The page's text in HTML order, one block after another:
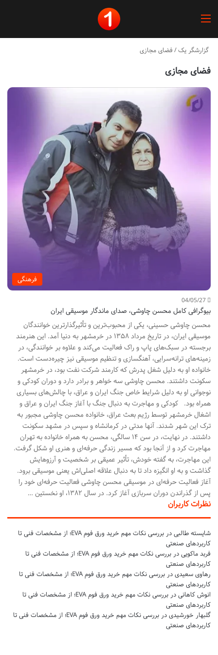
گزارشگر یک/ فضای مجازی
فضای مجازی
فرهنگی
04/05/27
بیوگرافی کامل محسن چاوشی، صدای ماندگار موسیقی ایران
محسن چاوشی حسینی، یکی از محبوب‌ترین و تأثیرگذارترین خوانندگان
موسیقی ایران، در تاریخ مرداد ۱۳۵۸ در خرمشهر به دنیا آمد. این هنرمند
برجسته در سبک‌های پاپ و راک فعالیت می‌کند و علاوه بر خوانندگی، در
زمینه‌های ترانه‌سرایی، آهنگسازی و تنظیم موسیقی نیز چیره‌دست است.
خانواده او به دلیل شغل پدرش که کارمند شرکت نفت بود، در خرمشهر
سکونت داشتند. محسن چاوشی سه خواهر و برادر دارد و دوران کودکی و
نوجوانی او به دلیل شرایط خاص جنگ ایران و عراق، با چالش‌های بسیاری
همراه بود. کودکی و مهاجرت به دنبال جنگ با آغاز جنگ ایران و عراق و
اشغال خرمشهر توسط رژیم بعث عراق، خانواده محسن چاوشی مجبور به
ترک این شهر شدند. آنها مدتی در کرمانشاه و سپس در مشهد سکونت
داشتند. در نهایت، در سن ۱۴ سالگی، محسن به همراه خانواده به تهران
مهاجرت کرد و از آنجا بود که مسیر زندگی حرفه‌ای و هنری او شکل گرفت.
این مهاجرت، به گفته خودش، تأثیر عمیقی بر شخصیت و آرزوهایش
گذاشت و به او انگیزه داد تا به دنبال علاقه اصلی‌اش یعنی موسیقی برود.
آغاز فعالیت حرفه‌ای در موسیقی محسن چاوشی فعالیت حرفه‌ای خود را
پس از گذراندن دوران سربازی آغاز کرد. در سال ۱۳۸۲، او نخستین …
نظرات کاربران
شایسته طالبی در
بررسی نکات مهم خرید ورق فوم EVA؛ از مشخصات فنی تا
کاربردهای صنعتی
فربد ماکویی در
بررسی نکات مهم خرید ورق فوم EVA؛ از مشخصات فنی تا
کاربردهای صنعتی
رهاوی سعیدی در
بررسی نکات مهم خرید ورق فوم EVA؛ از مشخصات فنی تا
کاربردهای صنعتی
انوش کاهانی در
بررسی نکات مهم خرید ورق فوم EVA؛ از مشخصات فنی تا
کاربردهای صنعتی
گلبهار خورشیدی در
بررسی نکات مهم خرید ورق فوم EVA؛ از مشخصات فنی تا
کاربردهای صنعتی